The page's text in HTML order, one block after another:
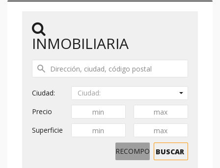
INMOBILIARIA
Ciudad:
Ciudad:
Precio
Superficie